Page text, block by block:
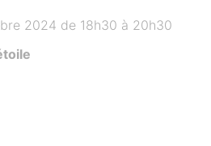
2024 de 18h30 à 20h30